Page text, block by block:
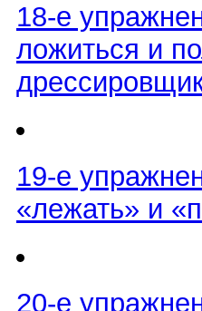
18-е
ложиться и
19-е
«лежать» и
20-е